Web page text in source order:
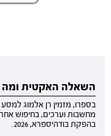
השאלה האקטית ומה
מחשבות וערכים, בחיפוש
בהפקת בודהיספרא, 2026.